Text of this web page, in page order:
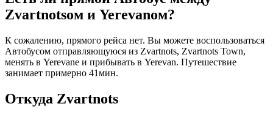
Zvartnotsом и Yerevanом?
К сожалению, прямого рейса нет. Вы можете воспользоваться
Автобусом отправляющуюся из Zvartnots, Zvartnots Town,
менять в Yerevanе и прибывать в Yerevan. Путешествие
занимает примерно 41мин.
Откуда Zvartnots